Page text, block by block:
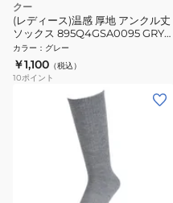
クー
(レディース)温感 厚地 アンクル丈
ソックス 895Q4GSA0095 GRY
22センチ グレー 保温 裏起毛
カラー ： グレー
￥1,100 （税込）
10ポイント